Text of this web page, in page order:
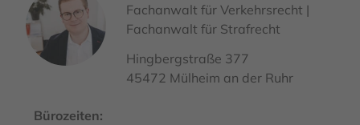
Fachanwalt für Verkehrsrecht |
Fachanwalt für Strafrecht
Hingbergstraße 377
45472 Mülheim an der Ruhr
Bürozeiten: